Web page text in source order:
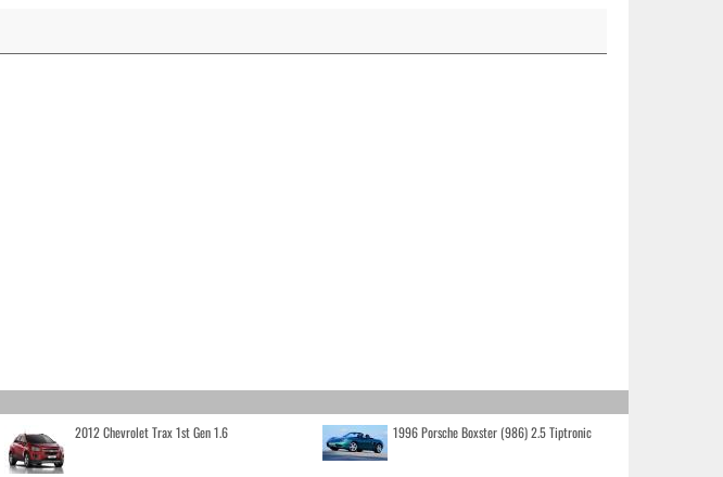
2012 Chevrolet Trax 1st Gen 1.6 1996 Porsche Boxster (986) 2.5 Tiptronic